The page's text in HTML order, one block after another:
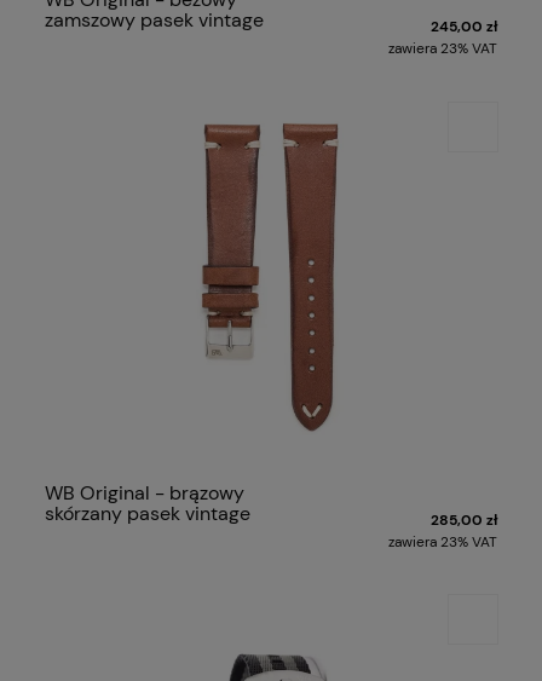
zamszowy pasek vintage
245,00 zł
zawiera 23% VAT
WB Original - brązowy
skórzany pasek vintage
285,00 zł
zawiera 23% VAT